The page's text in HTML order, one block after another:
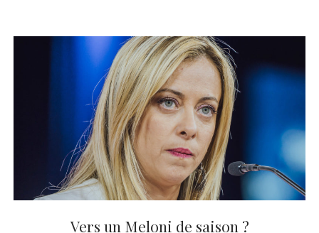
Vers un Meloni de saison ?